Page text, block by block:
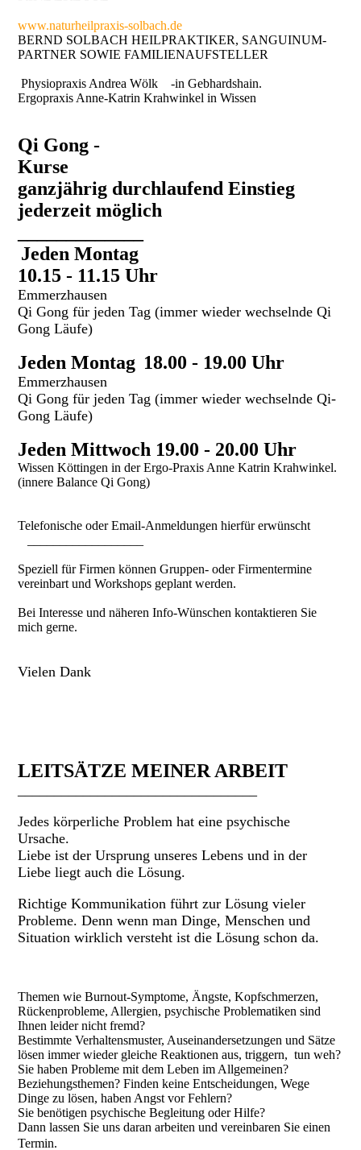
www.naturheilpraxis-solbach.de
BERND SOLBACH HEILPRAKTIKER, SANGUINUM-
PARTNER SOWIE FAMILIENAUFSTELLER
Physiopraxis Andrea Wölk -in Gebhardshain.
Ergopraxis Anne-Katrin Krahwinkel in Wissen
Qi Gong -
Kurse
ganzjährig durchlaufend Einstieg
jederzeit möglich
Jeden Montag
10.15 - 11.15 Uhr
Emmerzhausen
Qi Gong für jeden Tag (immer wieder wechselnde Qi
Gong Läufe)
Jeden Montag 18.00 - 19.00 Uhr
Emmerzhausen
Qi Gong für jeden Tag (immer wieder wechselnde Qi-
Gong Läufe)
Jeden Mittwoch 19.00 - 20.00 Uhr
Wissen Köttingen in der Ergo-Praxis Anne Katrin Krahwinkel.
(innere Balance Qi Gong)
Telefonische oder Email-Anmeldungen hierfür erwünscht
Speziell für Firmen können Gruppen- oder Firmentermine
vereinbart und Workshops geplant werden.
Bei Interesse und näheren Info-Wünschen kontaktieren Sie
mich gerne.
Vielen Dank
LEITSÄTZE MEINER ARBEIT
Jedes körperliche Problem hat eine psychische
Ursache.
Liebe ist der Ursprung unseres Lebens und in der
Liebe liegt auch die Lösung.
Richtige Kommunikation führt zur Lösung vieler
Probleme. Denn wenn man Dinge, Menschen und
Situation wirklich versteht ist die Lösung schon da.
Themen wie Burnout-Symptome, Ängste, Kopfschmerzen,
Rückenprobleme, Allergien, psychische Problematiken sind
Ihnen leider nicht fremd?
Bestimmte Verhaltensmuster, Auseinandersetzungen und Sätze
lösen immer wieder gleiche Reaktionen aus, triggern, tun weh?
Sie haben Probleme mit dem Leben im Allgemeinen?
Beziehungsthemen? Finden keine Entscheidungen, Wege
Dinge zu lösen, haben Angst vor Fehlern?
Sie benötigen psychische Begleitung oder Hilfe?
Dann lassen Sie uns daran arbeiten und vereinbaren Sie einen
Termin.